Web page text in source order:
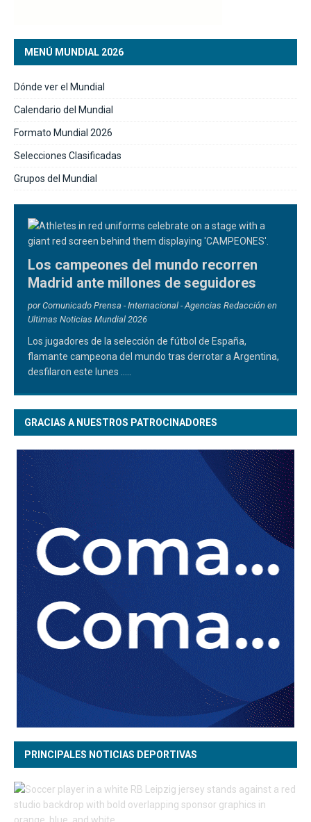
MENÚ MUNDIAL 2026
Dónde ver el Mundial
Calendario del Mundial
Formato Mundial 2026
Selecciones Clasificadas
Grupos del Mundial
Los campeones del mundo recorren
Madrid ante millones de seguidores
por Comunicado Prensa - Internacional - Agencias Redacción en
Ultimas Noticias Mundial 2026
Los jugadores de la selección de fútbol de España,
flamante campeona del mundo tras derrotar a Argentina,
desfilaron este lunes
GRACIAS A NUESTROS PATROCINADORES
PRINCIPALES NOTICIAS DEPORTIVAS